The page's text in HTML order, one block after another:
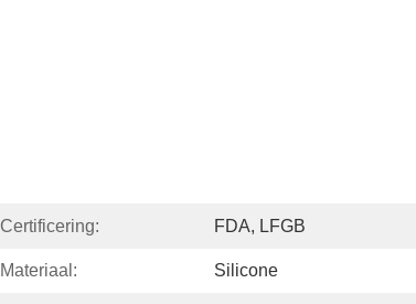
Certificering: FDA, LFGB
Materiaal: Silicone